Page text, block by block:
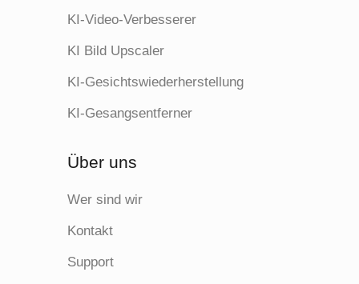
Facebook
DivX
Facebook
MP4 für
Vimeo
H.264
WMV für
Web
AVI für
KI-Video-Verbesserer
KI Bild Upscaler
KI-Gesichtswiederherstellung
KI-Gesangsentferner
Über uns
Wer sind wir
Kontakt
Support